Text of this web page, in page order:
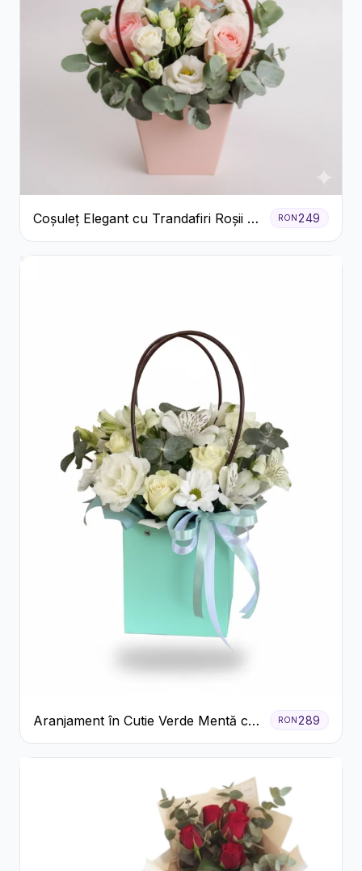
Coșuleț Elegant cu Trandafiri Roșii și
Lisianthus Alb
RON249
Aranjament în Cutie Verde Mentă cu
Trandafiri și Alstroemeria
RON289